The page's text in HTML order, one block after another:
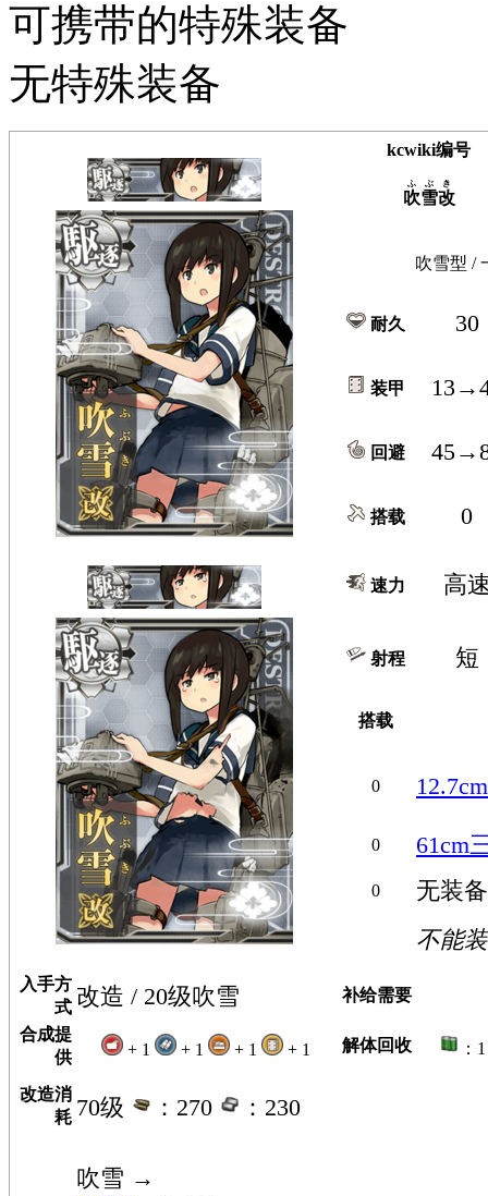
可携带的特殊装备
无特殊装备
kcwiki编号
吹雪改
ふぶき
吹雪型 /
耐久 30
装甲
回避
搭载 0
速力 高
射程 短
搭载
0
0 61cm
0
无装备
不能
入手方
式 改造 / 20级吹雪 补给需要
合成提
供
+ 1 + 1 + 1 + 1 解体回收 ：
改造消
耗 70级 ：270 ：230
吹雪 →